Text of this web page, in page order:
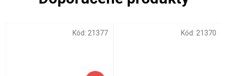
Kód: 21377 Kód: 21370